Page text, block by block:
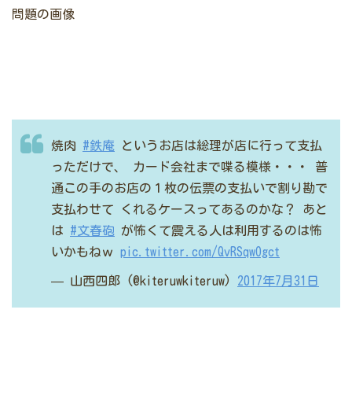
問題の画像
焼肉 #鉄庵 というお店は総理が店に行って支払
っただけで、
カード会社まで喋る模様・・・
普
通この手のお店の１枚の伝票の支払いで割り勘で
支払わせて くれるケースってあるのかな？
あと
は #文春砲 が怖くて震える人は利用するのは怖
いかもねｗ pic.twitter.com/QvRSqwOgct
— 山西四郎 (@kiteruwkiteruw) 2017年7月31日